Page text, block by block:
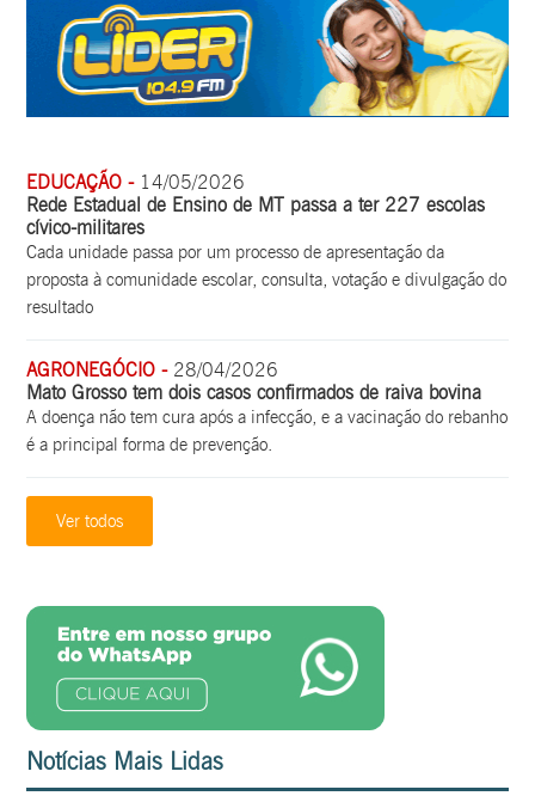
EDUCAÇÃO -14/05/2026
Rede Estadual de Ensino de MT passa a ter 227 escolas
cívico-militares
Cada unidade passa por um processo de apresentação da
proposta à comunidade escolar, consulta, votação e divulgação do
resultado
AGRONEGÓCIO -28/04/2026
Mato Grosso tem dois casos confirmados de raiva bovina
A doença não tem cura após a infecção, e a vacinação do rebanho
é a principal forma de prevenção.
Ver todos
Notícias Mais Lidas